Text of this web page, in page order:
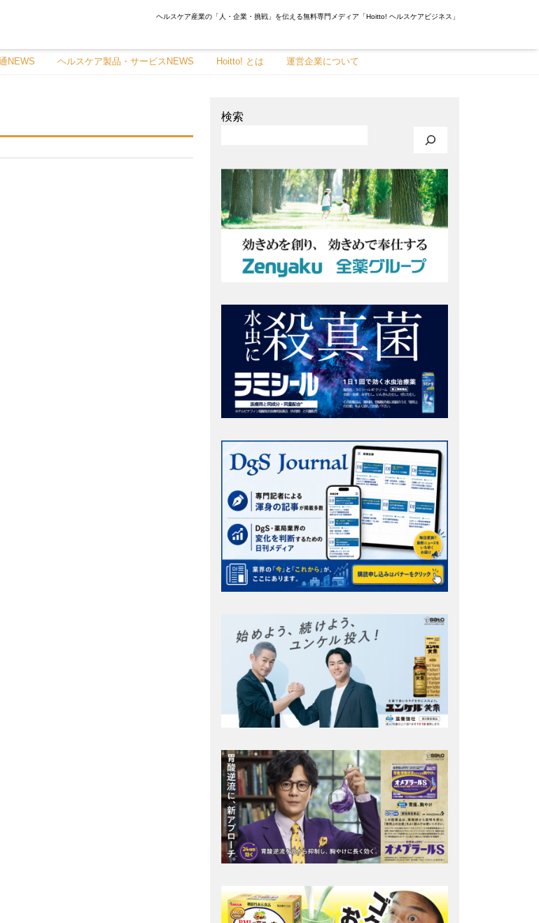
ヘルスケア産業の「人・企業・挑戦」を伝える無料専門メディア「Hoitto! ヘルスケアビジネス」
NEWS ヘルスケア製品・サービスNEWS Hoitto! とは 運営企業について
検索